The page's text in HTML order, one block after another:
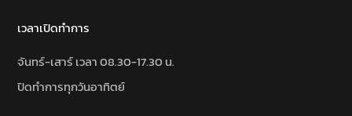
เวลาเปิดทำการ
จันทร์-เสาร์ เวลา 08.30-17.30 น.
ปิดทำการทุกวันอาทิตย์